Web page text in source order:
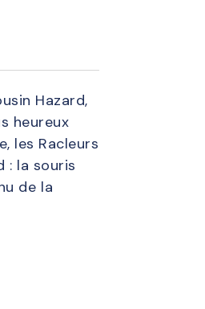
Hazard,
heureux
les Racleurs
: la souris
de la